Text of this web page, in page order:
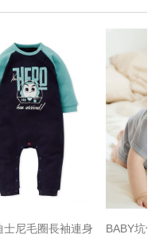
士尼毛圈長袖連身
BABY坑條